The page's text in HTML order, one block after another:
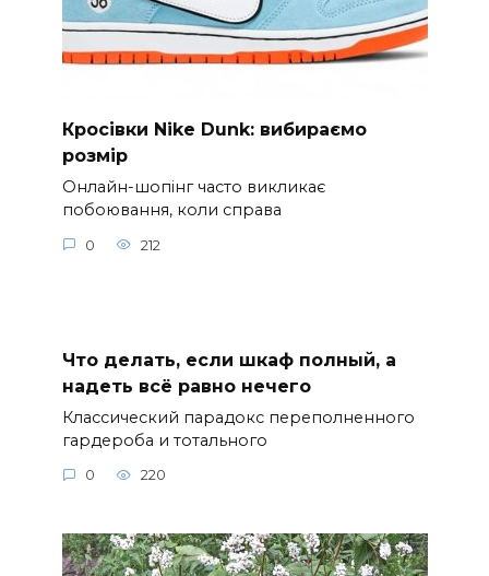
Кросівки Nike Dunk: вибираємо
розмір
Онлайн-шопінг часто викликає
побоювання, коли справа
0 212
Что делать, если шкаф полный, а
надеть всё равно нечего
Классический парадокс переполненного
гардероба и тотального
0 220